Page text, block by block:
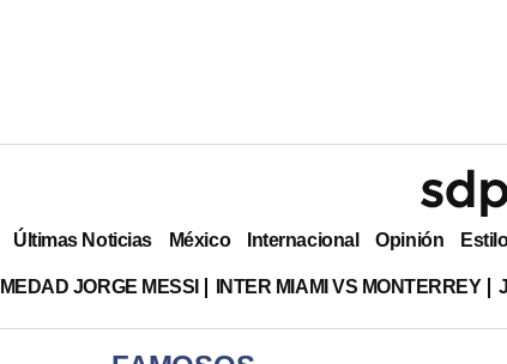
Últimas Noticias México Internacional Opinión
JORGE MESSI INTER MIAMI VS MONTERREY